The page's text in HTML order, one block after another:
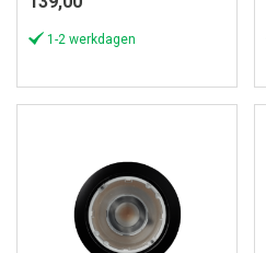
1-2 werkdagen